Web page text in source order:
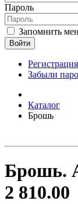
Пароль
Запомнить
Войти
Регистрация
Забыли
Каталог
Брошь
Брошь.
2 810.00